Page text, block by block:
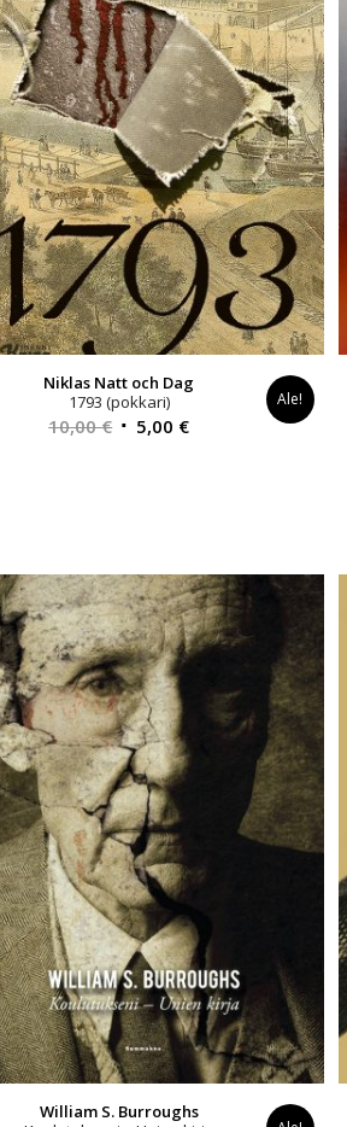
Niklas Natt och Dag
1793 (pokkari)
10,00€ Alkuperäinen
5,00 €Nykyinen
Ale!
William S. Burroughs